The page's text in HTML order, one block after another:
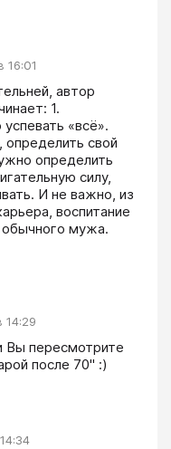
16:01
автор
1.
«всё».
свой
определить
силу,
И не важно, из
воспитание
обычного мужа.
14:29
Вы пересмотрите
после 70" :)